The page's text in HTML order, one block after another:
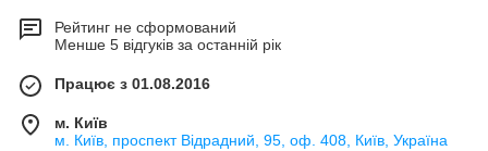
Рейтинг не сформований
Менше 5 відгуків за останній рік
Працює з 01.08.2016
м. Київ
м. Київ, проспект Відрадний, 95, оф. 408, Київ, Україна